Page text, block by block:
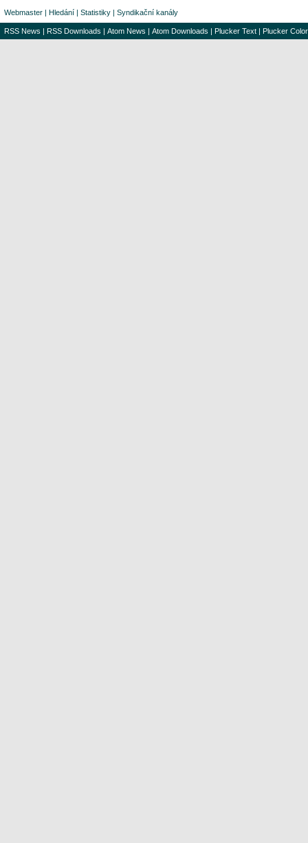
Webmaster | Hledání | Statistiky | Syndikační kanály
RSS News | RSS Downloads | Atom News | Atom Downloads | Plucker Text | Plucker Color